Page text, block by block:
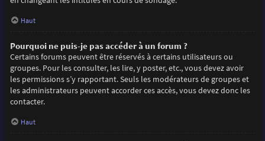
Haut
Pourquoi ne puis-je pas accéder à un forum ?
Certains forums peuvent être réservés à certains utilisateurs ou
groupes. Pour les consulter, les lire, y poster, etc., vous devez avoir
les permissions s’y rapportant. Seuls les modérateurs de groupes et
les administrateurs peuvent accorder ces accès, vous devez donc les
contacter.
Haut